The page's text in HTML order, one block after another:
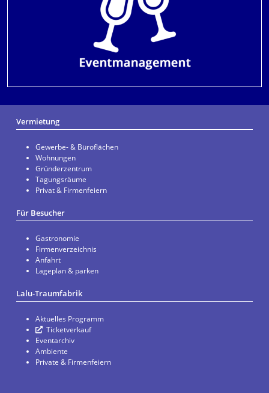
Vermietung
Gewerbe- & Büroflächen
Wohnungen
Gründerzentrum
Tagungsräume
Privat & Firmenfeiern
Für Besucher
Gastronomie
Firmenverzeichnis
Anfahrt
Lageplan & parken
Lalu-Traumfabrik
Aktuelles Programm
Ticketverkauf
Eventarchiv
Ambiente
Private & Firmenfeiern